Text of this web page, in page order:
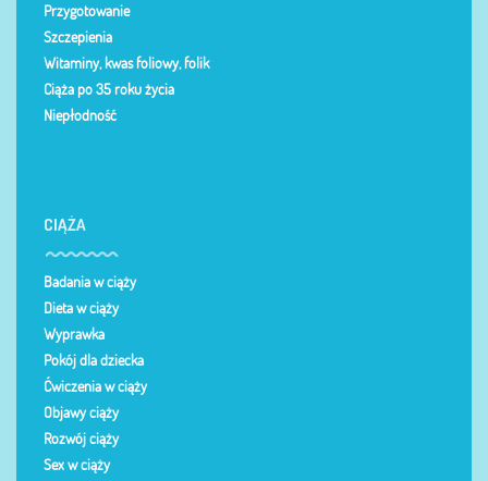
Przygotowanie
Szczepienia
Witaminy, kwas foliowy, folik
Ciąża po 35 roku życia
Niepłodność
CIĄŻA
Badania w ciąży
Dieta w ciąży
Wyprawka
Pokój dla dziecka
Ćwiczenia w ciąży
Objawy ciąży
Rozwój ciąży
Sex w ciąży